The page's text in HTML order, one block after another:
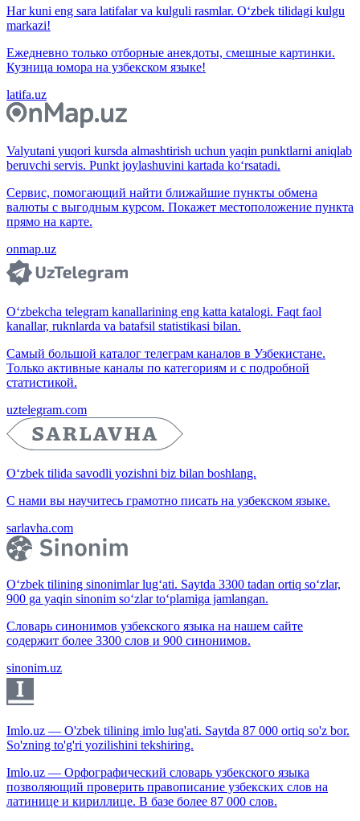
Har kuni eng sara latifalar va kulguli rasmlar. O‘zbek tilidagi kulgu
markazi!
Ежедневно только отборные анекдоты, смешные картинки.
Кузница юмора на узбекском языке!
latifa.uz
Valyutani yuqori kursda almashtirish uchun yaqin punktlarni aniqlab
beruvchi servis. Punkt joylashuvini kartada ko‘rsatadi.
Сервис, помогающий найти ближайшие пункты обмена
валюты с выгодным курсом. Покажет местоположение пункта
прямо на карте.
onmap.uz
O‘zbekcha telegram kanallarining eng katta katalogi. Faqt faol
kanallar, ruknlarda va batafsil statistikasi bilan.
Самый большой каталог телеграм каналов в Узбекистане.
Только активные каналы по категориям и с подробной
статистикой.
uztelegram.com
O‘zbek tilida savodli yozishni biz bilan boshlang.
С нами вы научитесь грамотно писать на узбекском языке.
sarlavha.com
O‘zbek tilining sinonimlar lug‘ati. Saytda 3300 tadan ortiq so‘zlar,
900 ga yaqin sinonim so‘zlar to‘plamiga jamlangan.
Словарь синонимов узбекского языка на нашем сайте
содержит более 3300 слов и 900 синонимов.
sinonim.uz
Imlo.uz — O'zbek tilining imlo lug'ati. Saytda 87 000 ortiq so'z bor.
So'zning to'g'ri yozilishini tekshiring.
Imlo.uz — Орфографический словарь узбекского языка
позволяющий проверить правописание узбекских слов на
латинице и кириллице. В базе более 87 000 слов.